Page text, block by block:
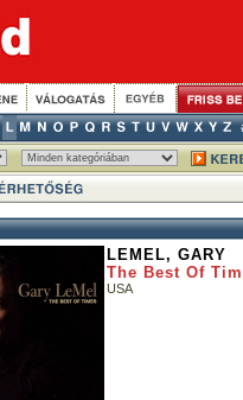
LEMEL, GARY
The Best Of
USA